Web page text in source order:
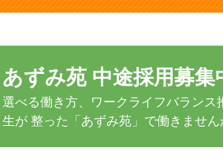
あずみ苑 中途採用募集
選べる働き方、ワークライフバラン
生が 整った「あずみ苑」で働きません